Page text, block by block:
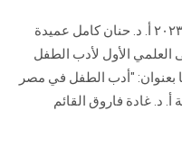
الزائـرون
افتتحت صباح أمس السبت ٣٠ سبتمبر ٢٠٢٣ أ. د. حنان كامل عميدة
العلمي الأول لأدب الطفل
بعنوان: "أدب الطفل في مصر
د. غادة فاروق القائم